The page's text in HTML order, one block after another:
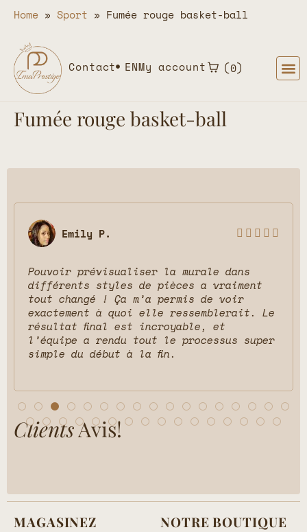
Home » Sport » Fumée rouge basket-ball
Contact ENMy account 0
Fumée rouge basket-ball
Emily P.     
Pouvoir prévisualiser la murale dans
différents styles de pièces a vraiment
tout changé ! Ça m’a permis de voir
exactement à quoi elle ressemblerait. Le
résultat final est incroyable, et
l’équipe a rendu tout le processus super
simple du début à la fin.
ClientsAvis!
MAGASINEZ NOTRE BOUTIQUE